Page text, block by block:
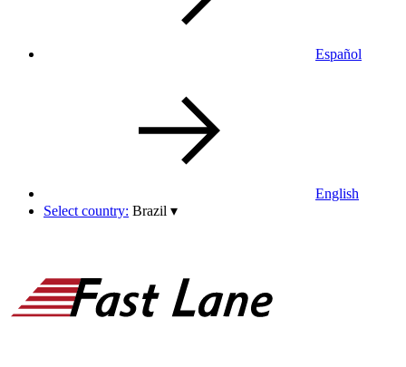
Español
English
Select country: Brazil ▾